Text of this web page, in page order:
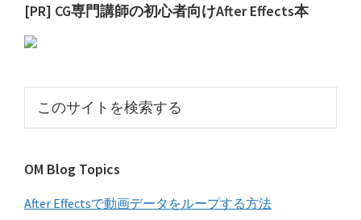
最
初
サ
イ
バ
ー
[PR] CG専門講師の初心者向けAfter Effects本
ト
検
OM Blog Topics
After Effectsで動画データをループする方法